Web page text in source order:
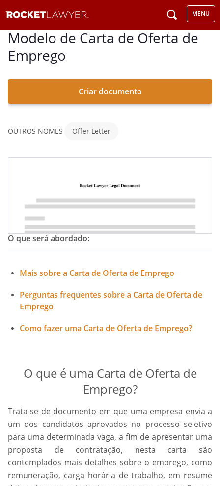
MENU
Modelo de Carta de Oferta de
Emprego
Criar documento
OUTROS NOMES Offer Letter
O que será abordado:
Mais sobre a Carta de Oferta de Emprego
Perguntas frequentes sobre a Carta de Oferta de
Emprego
Como fazer uma Carta de Oferta de Emprego?
O que é uma Carta de Oferta de
Emprego?
Trata-se de documento em que uma empresa envia a
um dos candidatos aprovados no processo seletivo
para uma determinada vaga, a fim de apresentar uma
proposta de contratação, nesta carta são
contemplados mais detalhes sobre o emprego, como
remuneração, carga horária de trabalho, em resume